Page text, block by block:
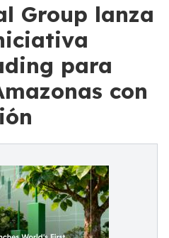
Group lanza
para
con